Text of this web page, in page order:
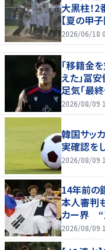
大黒柱！
【夏の甲
2026/06/18
「移籍金
えた」冨
足気「最
柔軟性を
2026/08/09
韓国サッ
実確認を
2026/08/09
14年前の
本人審判
カー界 “
舞われる」
2026/08/09